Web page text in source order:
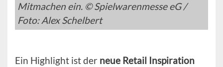
Mitmachen ein. © Spielwarenmesse eG /
Foto: Alex Schelbert
Ein Highlight ist der neue Retail Inspiration